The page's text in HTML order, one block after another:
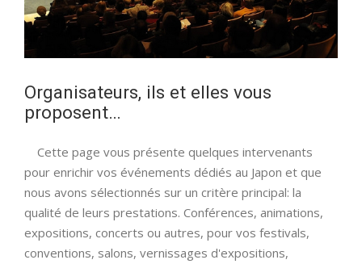
Organisateurs, ils et elles vous
proposent…
Cette page vous présente quelques intervenants
pour enrichir vos événements dédiés au Japon et que
nous avons sélectionnés sur un critère principal: la
qualité de leurs prestations. Conférences, animations,
expositions, concerts ou autres, pour vos festivals,
conventions, salons, vernissages d'expositions,